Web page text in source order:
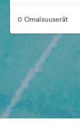
0 Omaisuuserät